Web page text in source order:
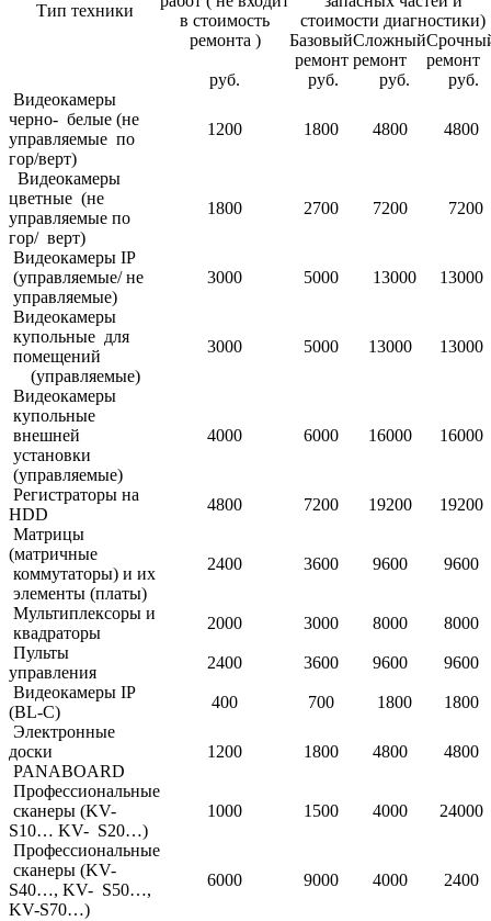
Тип техники
в стоимость
ремонта )
стоимости диагностики)
Базовый
ремонт
Сложный
ремонт
ремонт
руб.
руб. руб.
руб.
Видеокамеры
черно- белые (не
управляемые по
гор/верт)
1200 1800 4800 4800
Видеокамеры
цветные (не
управляемые по
гор/ верт)
1800 2700 7200 7200
Видеокамеры IP
(управляемые/ не
управляемые)
3000 5000 13000 13000
Видеокамеры
купольные для
помещений
(управляемые)
3000 5000 13000 13000
Видеокамеры
купольные
внешней
установки
(управляемые)
4000 6000 16000 16000
Регистраторы на
HDD
4800 7200 19200
19200
Матрицы
(матричные
коммутаторы) и их
элементы (платы)
2400 3600 9600 9600
Мультиплексоры и
квадраторы
2000 3000 8000
8000
Пульты
управления
2400 3600 9600
9600
Видеокамеры IP
(BL-C)
400 700 1800
1800
Электронные
доски
PANABOARD
1200 1800 4800 4800
Профессиональные
сканеры (KV-
S10… KV- S20…)
1000 1500 4000 24000
Профессиональные
сканеры (KV-
S40…, KV- S50…,
KV-S70…)
6000 9000 4000 2400